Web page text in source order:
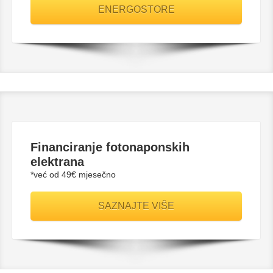
ENERGOSTORE
Financiranje fotonaponskih
elektrana
*već od 49€ mjesečno
SAZNAJTE VIŠE